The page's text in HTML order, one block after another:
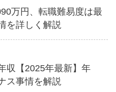
万円、転職難易度は最
を詳しく解説
収【2025年最新】年
ス事情を解説